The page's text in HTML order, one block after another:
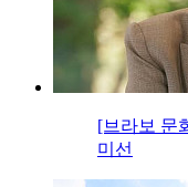
[브라보 문
미선